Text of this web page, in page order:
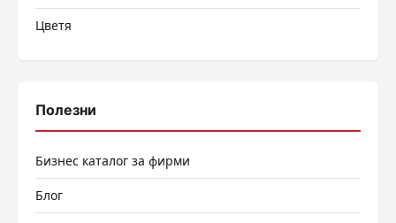
Цветя
Полезни
Бизнес каталог за фирми
Блог